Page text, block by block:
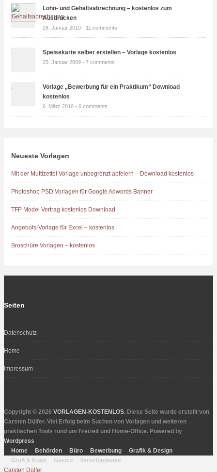
Lohn- und Gehaltsabrechnung – kostenlos zum
Ausdrucken
28. Januar 2010 - 11 comments
Speisekarte selber erstellen – Vorlage kostenlos
25. Januar 2009 - 7 comments
Vorlage „Bewerbung für ein Praktikum“ Download
kostenlos
6. März 2010 - 6 comments
Neueste Vorlagen
Mit der Muttizettel Vorlage unbegrenzt abfeiern – Download kostenlos
Photoshop PSD Vorlagen für Google Adwords Banner
TFP Model Vertrag kostenlos Download
Angebots-Vorlage für Excel – kostenlos
Broschüre Vorlagen – kostenlos
Seiten
Datenschutz
Home
Impressum
Copyright © 2026 VORLAGEN-KOSTENLOS. Diese Seite wurde erstellt von
Carsten Dülfer. Viel Erfolg beim Suchen von Vorlagen und weiteren
praktischen Tools rund um Freizeit und Home-Office. Powered by
Wordpress
Home
Behörden Büro Bewerbung
Grafik & Design
Gruß & Kuss
Gastro
Verschiedenes
Carsten Dülfer